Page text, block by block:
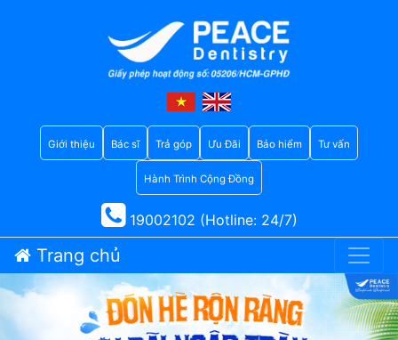
Giới thiệu Bác sĩ Trả góp Ưu Đãi Bảo hiểm Tư vấn
Hành Trình Cộng Đồng
19002102 (Hotline: 24/7)
Trang chủ